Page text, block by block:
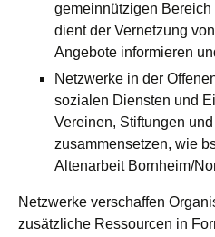
gemeinnützigen
dient der Vernetzung
Angebote informieren
Netzwerke in der
sozialen Diensten und
Vereinen, Stiftungen
zusammensetzen, wie
Altenarbeit Bornheim/
Netzwerke verschaffen
zusätzliche Ressourcen in